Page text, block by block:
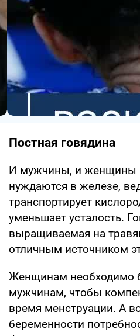
Постная говядина
И мужчины, и женщины
нуждаются в железе,
транспортирует
уменьшает усталость.
выращиваемая на
отличным источником
Женщинам необходимо
мужчинам, чтобы
время менструации. А
беременности